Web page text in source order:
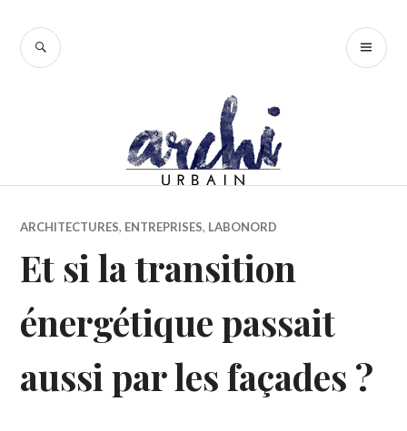
contenu
RECHERCHE
ARCHITECTURES, ENTREPRISES, LABONORD
Et si la transition
énergétique passait
aussi par les façades ?